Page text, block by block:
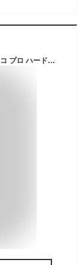
[MAMMUT]ハードシェルジャケット (マムート) アヤコ プロ ハードシェル フーデッド ジャケット アジアンフィット ウィメンズ レディース dragon fruit EU M (日本サイズL相当)